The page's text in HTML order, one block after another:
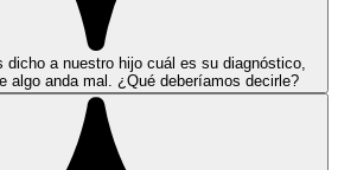
dicho a nuestro hijo cuál es su diagnóstico,
algo anda mal. ¿Qué deberíamos decirle?